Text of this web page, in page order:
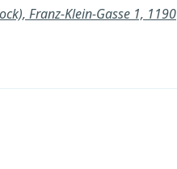
Franz-Klein-Gasse 1, 1190